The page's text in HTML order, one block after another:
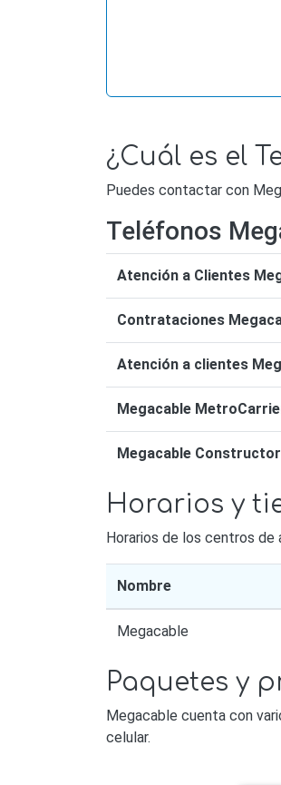
¿Cuál es el
Puedes contactar con
Teléfonos
Atención a Clientes
Contrataciones
Atención a clientes
Megacable
Megacable
Horarios y
Horarios de los centros
Nombre
Megacable
Paquetes y
Megacable cuenta con
celular.